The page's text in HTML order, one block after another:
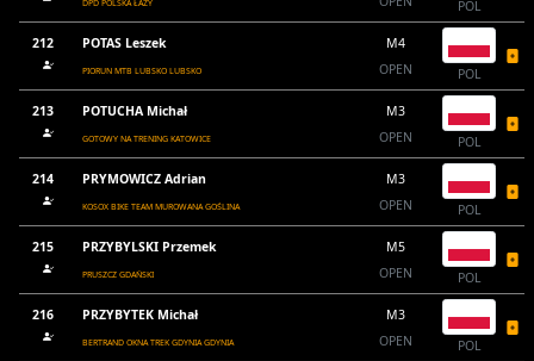
DPD POLSKA ŁAZY POL
212 POTAS Leszek
PIORUN MTB LUBSKO LUBSKO
M4
OPEN
POL
213 POTUCHA Michał
GOTOWY NA TRENING KATOWICE
M3
OPEN
POL
214 PRYMOWICZ Adrian
KOSOX BIKE TEAM MUROWANA GOŚLINA
M3
OPEN
POL
215 PRZYBYLSKI Przemek
PRUSZCZ GDAŃSKI
M5
OPEN
POL
216 PRZYBYTEK Michał
BERTRAND OKNA TREK GDYNIA GDYNIA
M3
OPEN
POL